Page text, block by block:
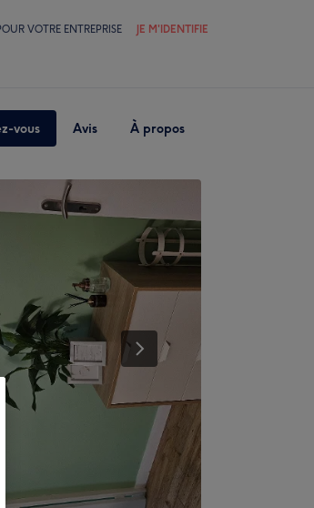
VOTRE ENTREPRISE JE M'IDENTIFIE
vous Avis À propos